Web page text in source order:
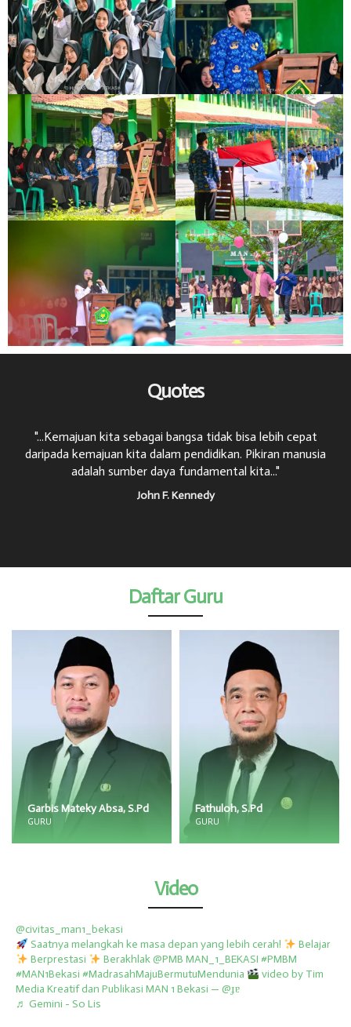
Quotes
"...Kemajuan kita sebagai bangsa tidak bisa lebih cepat
daripada kemajuan kita dalam pendidikan. Pikiran manusia
adalah sumber daya fundamental kita..."
John F. Kennedy
Daftar Guru
Fathuloh, S.Pd
GURU
Novalia Nuraisyah, M.Pd
GURU
Video
@civitas_man1_bekasi
Saatnya melangkah ke masa depan yang lebih cerah!
Belajar
Berprestasi
Berakhlak @PMB MAN_1_BEKASI #PMBM
#MAN1Bekasi #MadrasahMajuBermutuMendunia
video by Tim
Media Kreatif dan Publikasi MAN 1 Bekasi — @ɟɐ
♬ Gemini - So Lis